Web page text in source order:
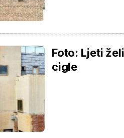
Foto: Ljeti
cigle